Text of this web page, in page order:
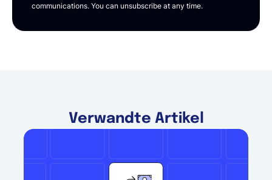
communications. You can unsubscribe at any time.
Verwandte Artikel